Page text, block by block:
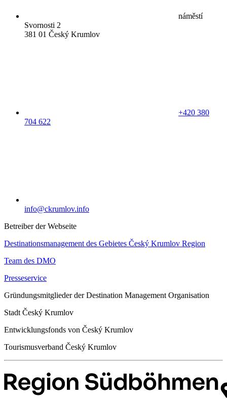
náměstí
Svornosti 2
381 01 Český Krumlov
+420 380
704 622
info@ckrumlov.info
Betreiber der Webseite
Destinationsmanagement des Gebietes Český Krumlov Region
Team des DMO
Presseservice
Gründungsmitglieder der Destination Management Organisation
Stadt Český Krumlov
Entwicklungsfonds von Český Krumlov
Tourismusverband Český Krumlov